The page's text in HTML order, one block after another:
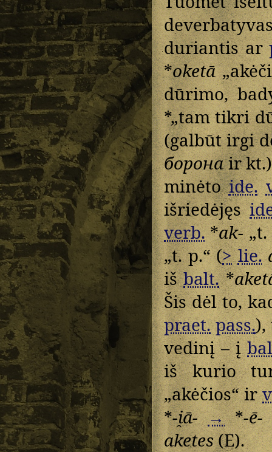
duriantis ar
*oketā
dūrimo,
*„tam tikri
(galbūt irgi
боронаir
minėtoide.
išriedėjęs
verb.*ak-„t.
„t. p.“ (> lie.
išbalt.*
Šis dėl to,
praet. pass.),
vedinį – į
iš kurio
„akėčios“ ir
*-i̯ā- →*-ē-
aketes(E).